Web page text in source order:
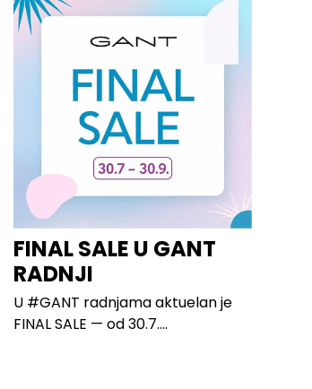
FINAL SALE U GANT
RADNJI
U #GANT radnjama aktuelan je
FINAL SALE — od 30.7....